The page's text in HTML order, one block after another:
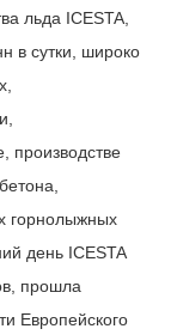
льда ICESTA,
в сутки, широко
производстве
горнолыжных
день ICESTA
прошла
Европейского